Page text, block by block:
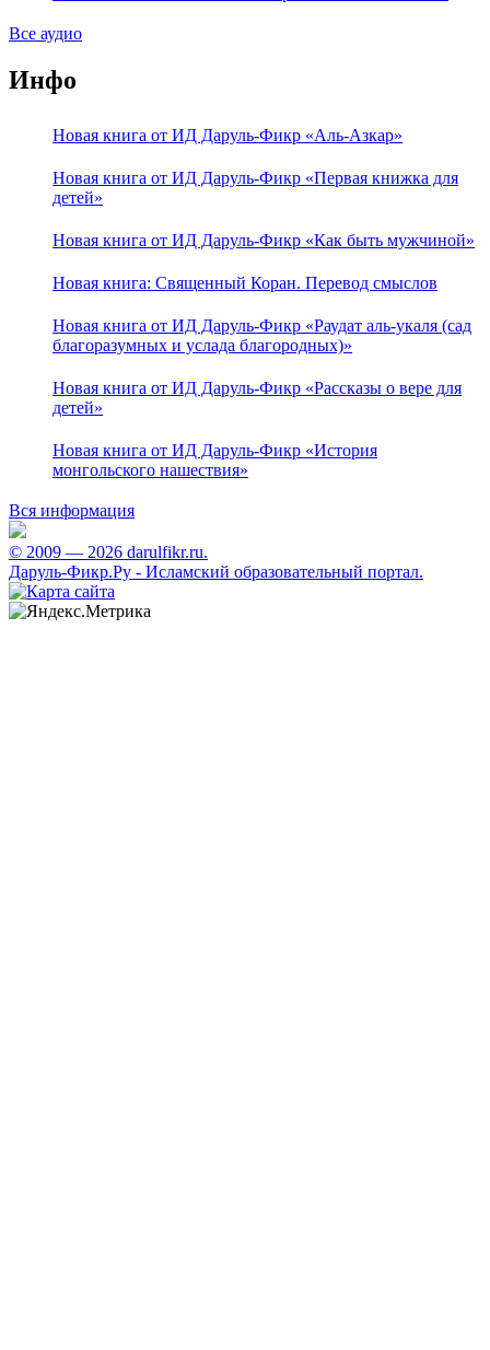
Все аудио
Инфо
Новая книга от ИД Даруль-Фикр «Аль-Азкар»
Новая книга от ИД Даруль-Фикр «Первая книжка для
детей»
Новая книга от ИД Даруль-Фикр «Как быть мужчиной»
Новая книга: Священный Коран. Перевод смыслов
Новая книга от ИД Даруль-Фикр «Раудат аль-укаля (cад
благоразумных и услада благородных)»
Новая книга от ИД Даруль-Фикр «Рассказы о вере для
детей»
Новая книга от ИД Даруль-Фикр «История
монгольского нашествия»
Вся информация
© 2009 — 2026 darulfikr.ru.
Даруль-Фикр.Ру - Исламский образовательный портал.